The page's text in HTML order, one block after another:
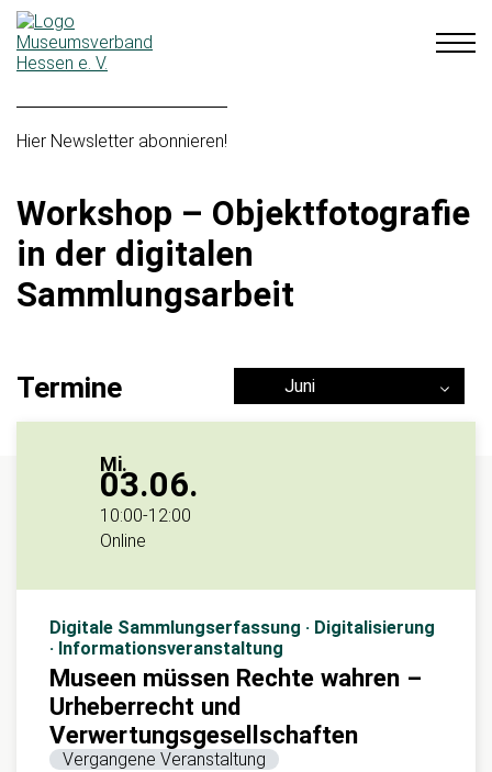
Hier Newsletter abonnieren!
Workshop – Objektfotografie
in der digitalen
Sammlungsarbeit
Termine Juni
Mi.
03.06.
10:00-12:00
Online
Digitale Sammlungserfassung · Digitalisierung
· Informationsveranstaltung
Museen müssen Rechte wahren –
Urheberrecht und
Verwertungsgesellschaften
Vergangene Veranstaltung